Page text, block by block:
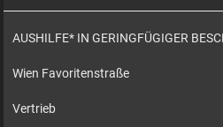
AUSHILFE* IN GERINGFÜGIGER
Wien Favoritenstraße
Vertrieb